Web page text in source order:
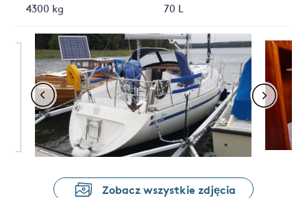
4300 kg
70 L
Zobacz wszystkie zdjęcia